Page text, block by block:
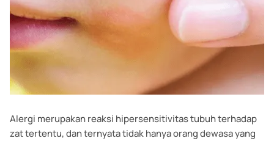
Alergi merupakan reaksi hipersensitivitas tubuh terhadap
zat tertentu, dan ternyata tidak hanya orang dewasa yang